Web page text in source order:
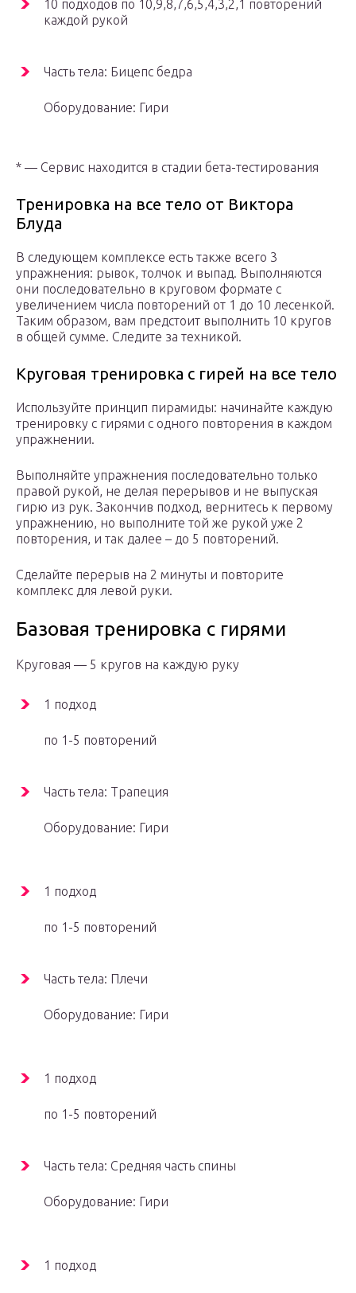
10 подходов по 10,9,8,7,6,5,4,3,2,1 повторений
каждой рукой
Часть тела: Бицепс бедра
Оборудование: Гири
* — Сервис находится в стадии бета-тестирования
Тренировка на все тело от Виктора
Блуда
В следующем комплексе есть также всего 3
упражнения: рывок, толчок и выпад. Выполняются
они последовательно в круговом формате с
увеличением числа повторений от 1 до 10 лесенкой.
Таким образом, вам предстоит выполнить 10 кругов
в общей сумме. Следите за техникой.
Круговая тренировка с гирей на все тело
Используйте принцип пирамиды: начинайте каждую
тренировку с гирями с одного повторения в каждом
упражнении.
Выполняйте упражнения последовательно только
правой рукой, не делая перерывов и не выпуская
гирю из рук. Закончив подход, вернитесь к первому
упражнению, но выполните той же рукой уже 2
повторения, и так далее – до 5 повторений.
Сделайте перерыв на 2 минуты и повторите
комплекс для левой руки.
Базовая тренировка с гирями
Круговая — 5 кругов на каждую руку
1 подход
по 1-5 повторений
Часть тела: Трапеция
Оборудование: Гири
1 подход
по 1-5 повторений
Часть тела: Плечи
Оборудование: Гири
1 подход
по 1-5 повторений
Часть тела: Средняя часть спины
Оборудование: Гири
1 подход